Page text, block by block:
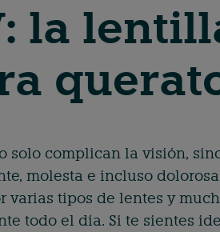
la
solo complican la visión,
molesta e incluso
varias tipos de lentes y
todo el día. Si te sientes